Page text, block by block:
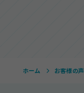
ホーム お客様の声